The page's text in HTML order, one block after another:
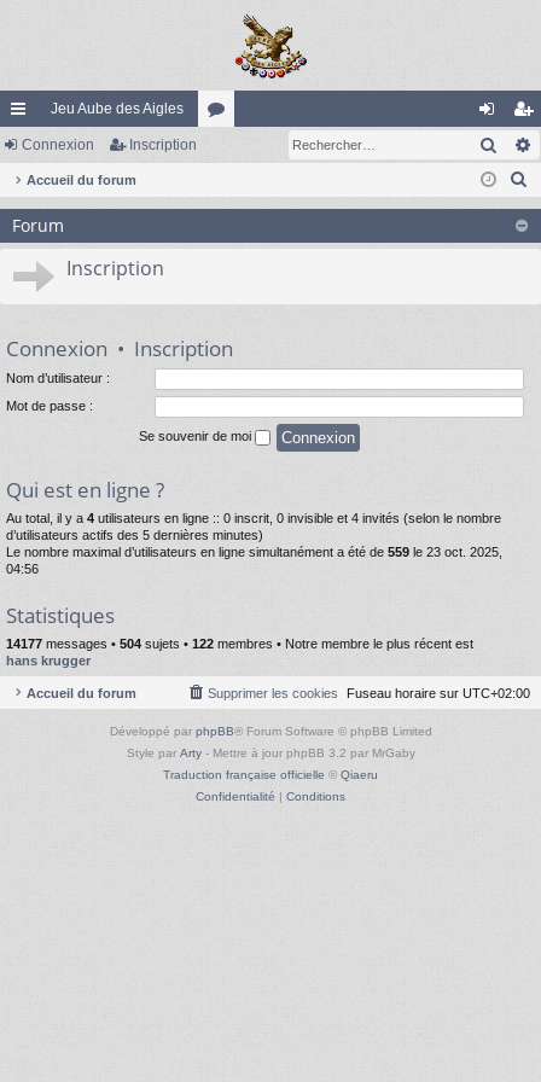
ac
co
ur
ci
Jeu Aube des Aigles
s
on
ne
on
ns
cri
pti
on
Connexion Inscription
Accueil du forum
Forum
Inscription
Connexion • Inscription
Nom d’utilisateur :
Mot de passe :
Se souvenir de moi
Qui est en ligne ?
Au total, il y a 4 utilisateurs en ligne :: 0 inscrit, 0 invisible et 4 invités (selon le nombre
d’utilisateurs actifs des 5 dernières minutes)
Le nombre maximal d’utilisateurs en ligne simultanément a été de 559 le 23 oct. 2025,
04:56
Statistiques
14177 messages • 504 sujets • 122 membres • Notre membre le plus récent est
hans krugger
Accueil du forum Fuseau horaire sur UTC+02:00
Supprimer les cookies
Développé par phpBB® Forum Software © phpBB Limited
Style par Arty- Mettre à jour phpBB 3.2 par MrGaby
Traduction française officielle © Qiaeru
Confidentialité | Conditions